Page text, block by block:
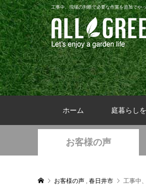
工事中、現場の判断で必要な作業を追加でや
ホーム 庭暮らし
お客様の声
お客様の声 , 春日井市 工事中